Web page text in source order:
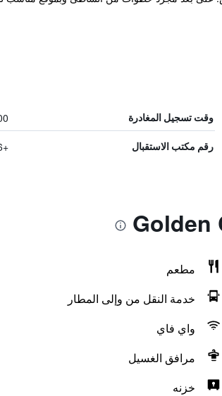
وقت تسجيل المغادرة
رقم مكتب الاستقبال +66 38 250 810
مطعم
خدمة النقل من وإلى المطار
واي فاي
مرافق الغسيل
خزنه